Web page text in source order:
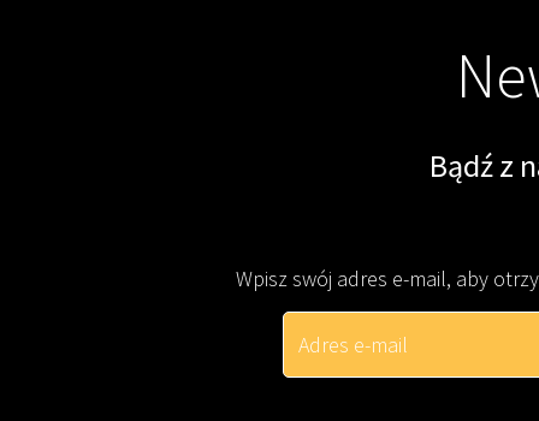
Bądź z
Wpisz swój adres e-mail, aby